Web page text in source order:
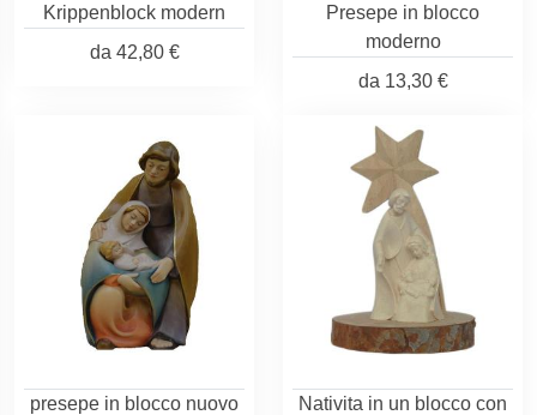
Krippenblock modern
da 42,80 €
Presepe in blocco
moderno
da 13,30 €
presepe in blocco nuovo
Nativita in un blocco con